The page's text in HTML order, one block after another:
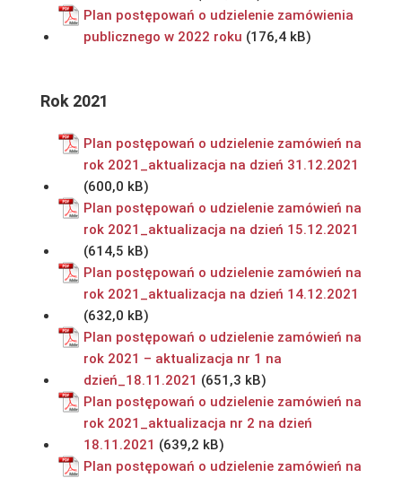
Plan postępowań o udzielenie zamówienia
publicznego w 2022 roku
Rok 2021
Plan postępowań o udzielenie zamówień na
rok 2021_aktualizacja na dzień 31.12.2021
Plan postępowań o udzielenie zamówień na
rok 2021_aktualizacja na dzień 15.12.2021
Plan postępowań o udzielenie zamówień na
rok 2021_aktualizacja na dzień 14.12.2021
Plan postępowań o udzielenie zamówień na
rok 2021 – aktualizacja nr 1 na
dzień_18.11.2021
Plan postępowań o udzielenie zamówień na
rok 2021_aktualizacja nr 2 na dzień
18.11.2021
Plan postępowań o udzielenie zamówień na